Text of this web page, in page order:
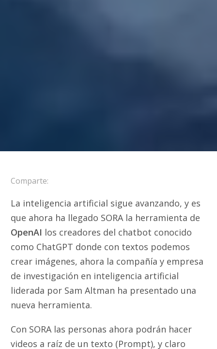
Comparte:
La inteligencia artificial sigue avanzando, y es
que ahora ha llegado SORA la herramienta de
OpenAI los creadores del chatbot conocido
como ChatGPT donde con textos podemos
crear imágenes, ahora la compañía y empresa
de investigación en inteligencia artificial
liderada por Sam Altman ha presentado una
nueva herramienta.
Con SORA las personas ahora podrán hacer
videos a raíz de un texto (Prompt), y claro